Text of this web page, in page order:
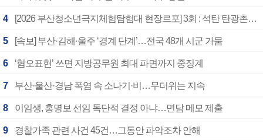
4 [2026 부산청소년극지체험탐험대 현장르포] 3회 : 석탄 탄광촌에서 북극 연구의 중심지로
5 [속보] 부산·김해·울주 ‘경계 단계’…전국 48개 시군 가뭄
6 ‘혐오표현’ 쓰면 지방공무원 최대 파면까지 중징계
7 부산·울산·경남 폭염 속 소나기·비…무더위는 지속
8 이임생, 홍명보 선임 독단적 결정 아냐…면담 메모 제출
9 경찰가족 관련 사건 45건…그동안 파악조차 안해